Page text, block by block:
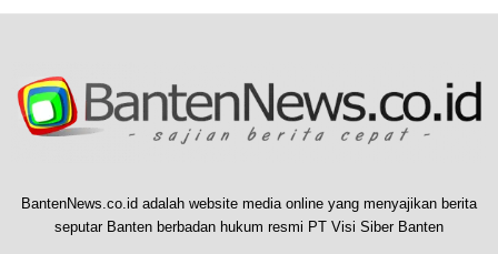
BantenNews.co.id adalah website media online yang menyajikan berita
seputar Banten berbadan hukum resmi PT Visi Siber Banten